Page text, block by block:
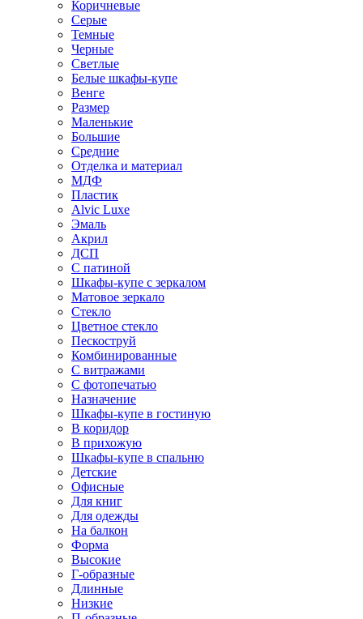
Коричневые
Серые
Темные
Черные
Светлые
Белые шкафы-купе
Венге
Размер
Маленькие
Большие
Средние
Отделка и материал
МДФ
Пластик
Alvic Luxe
Эмаль
Акрил
ДСП
С патиной
Шкафы-купе с зеркалом
Матовое зеркало
Стекло
Цветное стекло
Пескоструй
Комбинированные
С витражами
С фотопечатью
Назначение
Шкафы-купе в гостиную
В коридор
В прихожую
Шкафы-купе в спальню
Детские
Офисные
Для книг
Для одежды
На балкон
Форма
Высокие
Г-образные
Длинные
Низкие